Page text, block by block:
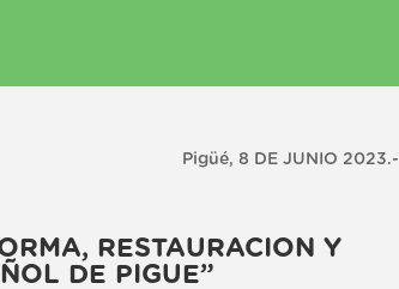
Pigüé, 8 DE JUNIO 2023.-
RESTAURACION Y
DE PIGUE”